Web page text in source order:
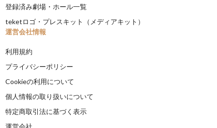
登録済み劇場・ホール一覧
teketロゴ・プレスキット（メディアキット）
運営会社情報
利用規約
プライバシーポリシー
Cookieの利用について
個人情報の取り扱いについて
特定商取引法に基づく表示
運営会社